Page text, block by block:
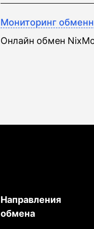
Мониторинг
Онлайн обмен
Направления
обмена